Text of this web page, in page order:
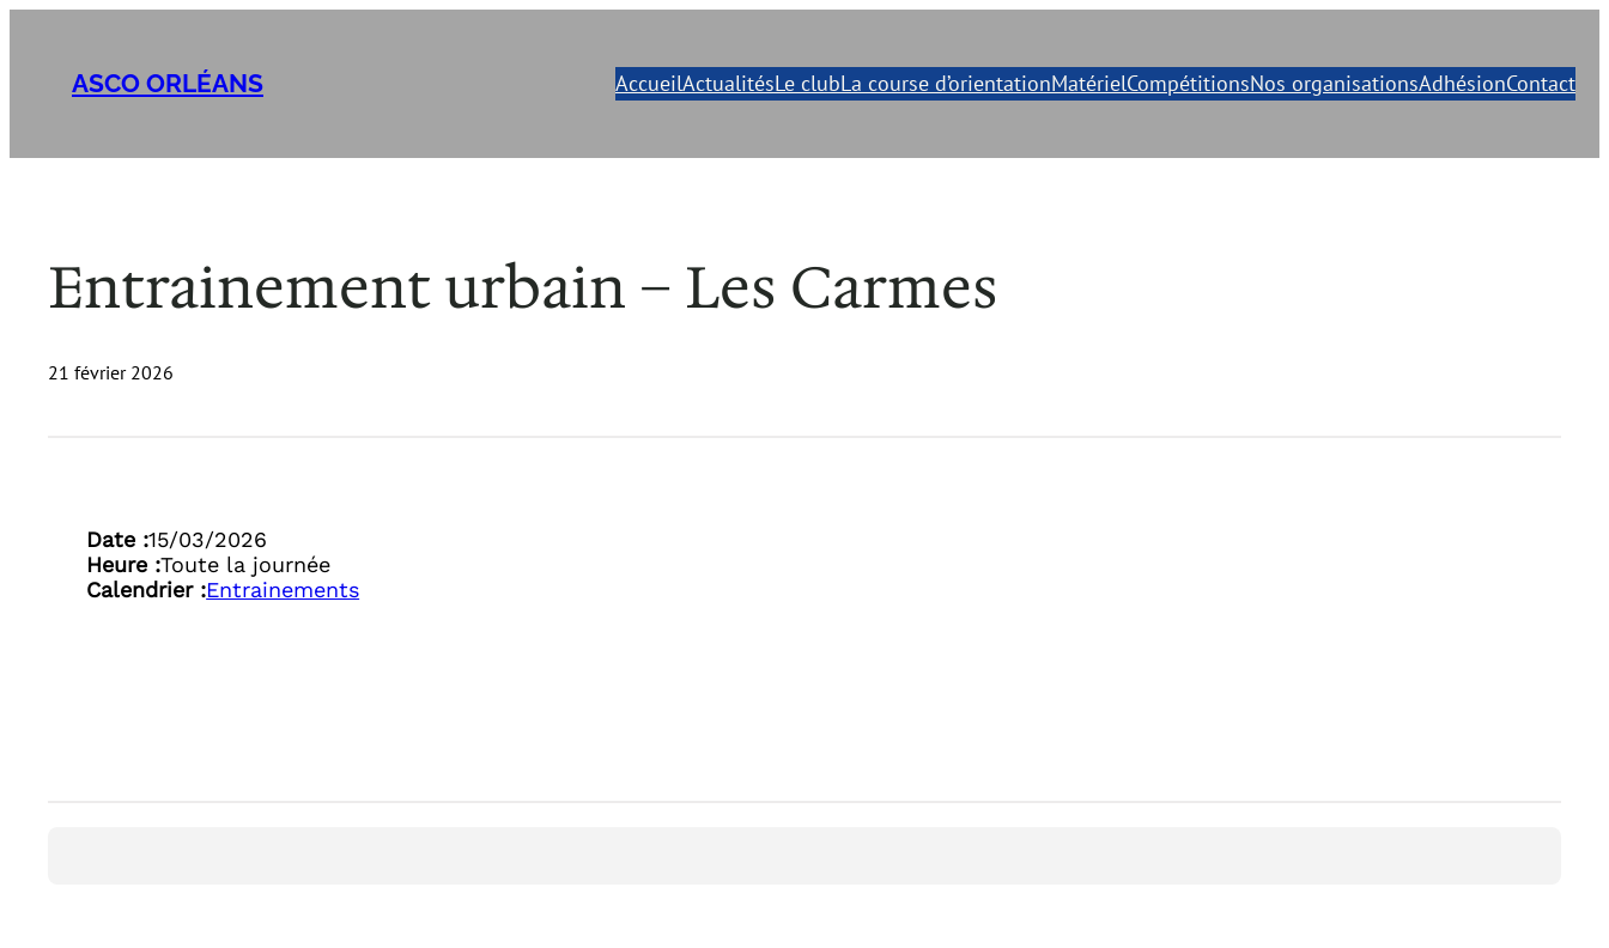
contenuASCO ORLÉANS AccueilActualitésLe clubLa course d’orientationMatérielCompétitionsNos organisationsAdhésionContact
Entrainement urbain – Les Carmes
21 février 2026
Date :15/03/2026
Heure :Toute la journée
Calendrier :Entrainements